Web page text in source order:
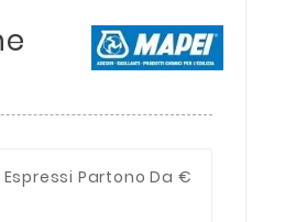
Partono Da €